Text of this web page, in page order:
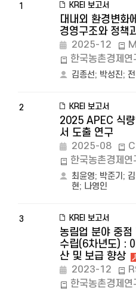
1 KREI 보고서
대내외 환경변화
경영구조와 정책
2025-12
한국농촌경제연
김종선; 박성진;
2 KREI 보고서
2025 APEC 식
서 도출 연구
2025-08
한국농촌경제연
최윤영; 박준기 ;
현; 나영인
3 KREI 보고서
농림업 분야 중
수립(6차년도) :
산 및 보급 향상
2023-12
한국농촌경제연